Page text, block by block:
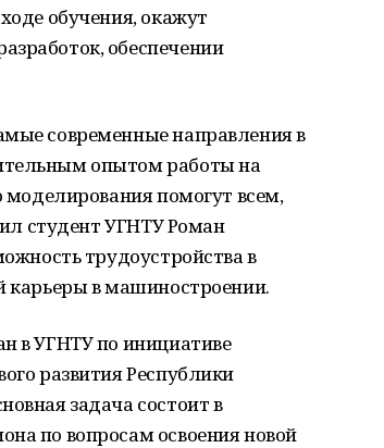
обучения, окажут
обеспечении
современные направления в
опытом работы на
моделирования помогут всем,
студент УГНТУ Роман
трудоустройства в
карьеры в машиностроении.
в УГНТУ по инициативе
развития Республики
задача состоит в
по вопросам освоения новой